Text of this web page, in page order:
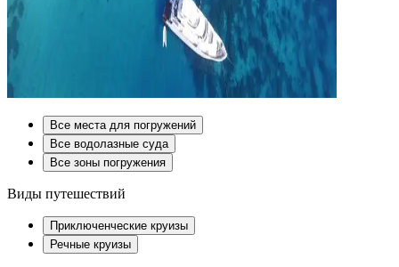
Все места для погружений
Все водолазные суда
Все зоны погружения
Виды путешествий
Приключенческие круизы
Речные круизы